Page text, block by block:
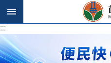
跳到主要內容區塊
:::
:::